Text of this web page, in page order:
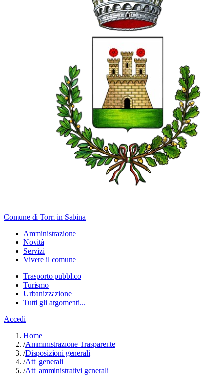
Comune di Torri in Sabina
Amministrazione
Novità
Servizi
Vivere il comune
Trasporto pubblico
Turismo
Urbanizzazione
Tutti gli argomenti...
Accedi
Home
/Amministrazione Trasparente
/Disposizioni generali
/Atti generali
/Atti amministrativi generali